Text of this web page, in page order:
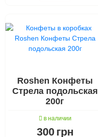
Roshen Конфеты
Стрела подольская
200г
в наличии
300 грн